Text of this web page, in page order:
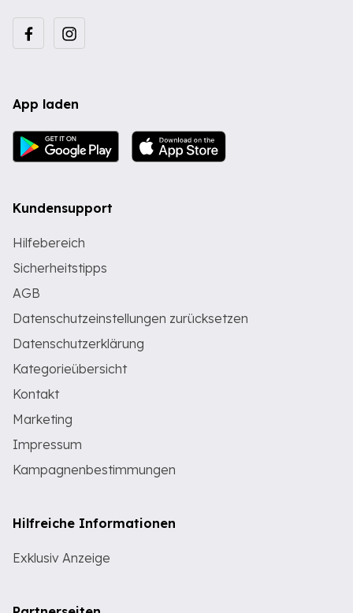
App laden
Kundensupport
Hilfebereich
Sicherheitstipps
AGB
Datenschutzeinstellungen zurücksetzen
Datenschutzerklärung
Kategorieübersicht
Kontakt
Marketing
Impressum
Kampagnenbestimmungen
Hilfreiche Informationen
Exklusiv Anzeige